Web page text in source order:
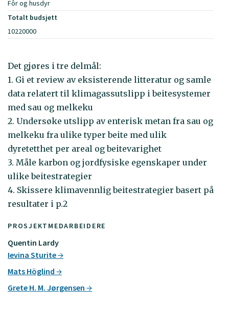
PROSJEKTMEDARBEIDERE
Quentin Lardy
Ievina Sturite
Mats Höglind
Grete H. M. Jørgensen
Fôr og husdyr
Totalt budsjett
10220000
Det gjøres i tre delmål:
1. Gi et review av eksisterende litteratur og samle
data relatert til klimagassutslipp i beitesystemer
med sau og melkeku
2. Undersøke utslipp av enterisk metan fra sau og
melkeku fra ulike typer beite med ulik
dyretetthet per areal og beitevarighet
3. Måle karbon og jordfysiske egenskaper under
ulike beitestrategier
4. Skissere klimavennlig beitestrategier basert på
resultater i p.2